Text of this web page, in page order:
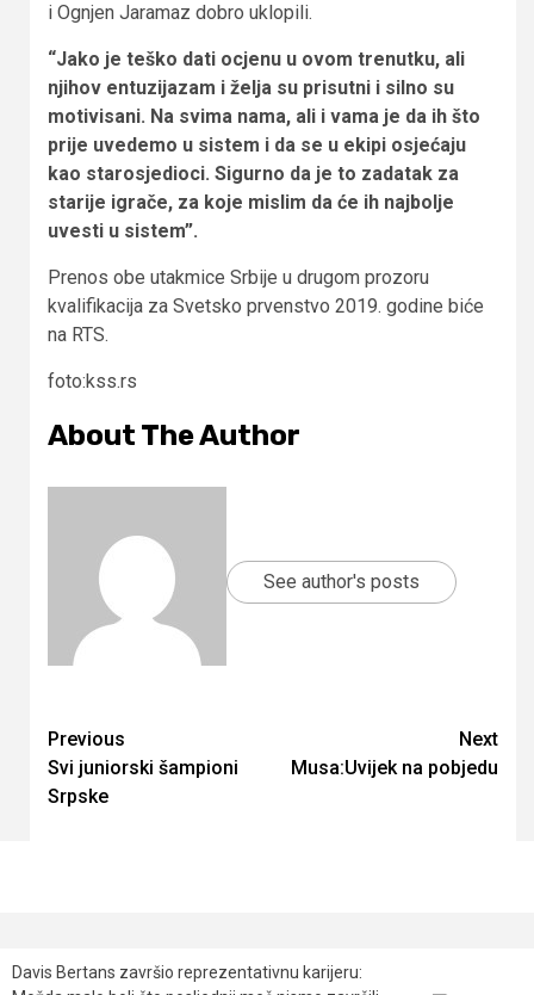
i Ognjen Jaramaz dobro uklopili.
“Jako je teško dati ocjenu u ovom trenutku, ali
njihov entuzijazam i želja su prisutni i silno su
motivisani. Na svima nama, ali i vama je da ih što
prije uvedemo u sistem i da se u ekipi osjećaju
kao starosjedioci. Sigurno da je to zadatak za
starije igrače, za koje mislim da će ih najbolje
uvesti u sistem”.
Prenos obe utakmice Srbije u drugom prozoru
kvalifikacija za Svetsko prvenstvo 2019. godine biće
na RTS.
foto:kss.rs
About The Author
See author's posts
Continue
Reading
Previous
Svi juniorski šampioni
Srpske
Next
Musa:Uvijek na pobjedu
Davis Bertans završio reprezentativnu karijeru: